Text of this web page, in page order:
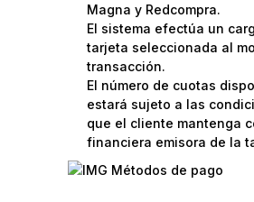
Magna y Redcompra.
El sistema efectúa un
tarjeta seleccionada al
transacción.
El número de cuotas
estará sujeto a las
que el cliente mantenga
financiera emisora de la